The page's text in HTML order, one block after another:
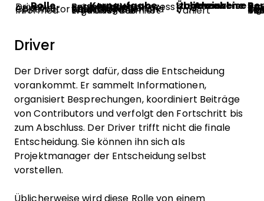
Rolle Kernaufgabe Üblicherweise zugewiesene Anzahl
Driver Begleitet den Entscheidungsprozess1
Approver Trifft die endgültige Entscheidung 1 VP of
ContributorLiefert Expertenwissen und Ratschläge 3–7
Informed Wird über das Ergebnis informiert Variiert Teamleitung
Driver
Der Driver sorgt dafür, dass die Entscheidung
vorankommt. Er sammelt Informationen,
organisiert Besprechungen, koordiniert Beiträge
von Contributors und verfolgt den Fortschritt bis
zum Abschluss. Der Driver trifft nicht die finale
Entscheidung. Sie können ihn sich als
Projektmanager der Entscheidung selbst
vorstellen.
Üblicherweise wird diese Rolle von einem